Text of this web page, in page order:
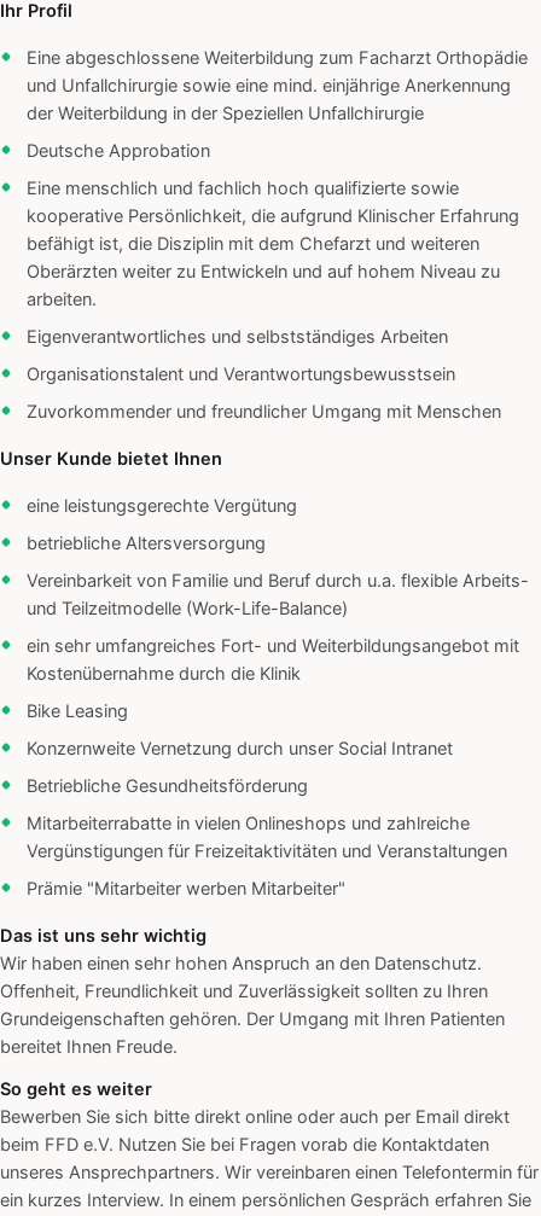
Ihr Profil
Eine abgeschlossene Weiterbildung zum Facharzt Orthopädie
und Unfallchirurgie sowie eine mind. einjährige Anerkennung
der Weiterbildung in der Speziellen Unfallchirurgie
Deutsche Approbation
Eine menschlich und fachlich hoch qualifizierte sowie
kooperative Persönlichkeit, die aufgrund Klinischer Erfahrung
befähigt ist, die Disziplin mit dem Chefarzt und weiteren
Oberärzten weiter zu Entwickeln und auf hohem Niveau zu
arbeiten.
Eigenverantwortliches und selbstständiges Arbeiten
Organisationstalent und Verantwortungsbewusstsein
Zuvorkommender und freundlicher Umgang mit Menschen
Unser Kunde bietet Ihnen
eine leistungsgerechte Vergütung
betriebliche Altersversorgung
Vereinbarkeit von Familie und Beruf durch u.a. flexible Arbeits-
und Teilzeitmodelle (Work-Life-Balance)
ein sehr umfangreiches Fort- und Weiterbildungsangebot mit
Kostenübernahme durch die Klinik
Bike Leasing
Konzernweite Vernetzung durch unser Social Intranet
Betriebliche Gesundheitsförderung
Mitarbeiterrabatte in vielen Onlineshops und zahlreiche
Vergünstigungen für Freizeitaktivitäten und Veranstaltungen
Prämie "Mitarbeiter werben Mitarbeiter"
Das ist uns sehr wichtig
Wir haben einen sehr hohen Anspruch an den Datenschutz.
Offenheit, Freundlichkeit und Zuverlässigkeit sollten zu Ihren
Grundeigenschaften gehören. Der Umgang mit Ihren Patienten
bereitet Ihnen Freude.
So geht es weiter
Bewerben Sie sich bitte direkt online oder auch per Email direkt
beim FFD e.V. Nutzen Sie bei Fragen vorab die Kontaktdaten
unseres Ansprechpartners. Wir vereinbaren einen Telefontermin für
ein kurzes Interview. In einem persönlichen Gespräch erfahren Sie